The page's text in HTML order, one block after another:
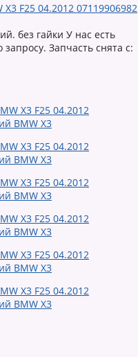
F25 04.2012 07119906982
без гайки У нас есть
Запчасть снята с: